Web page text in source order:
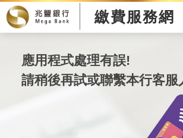
繳費服務網
應用程式處理有誤!
請稍後再試或聯繫本行客服